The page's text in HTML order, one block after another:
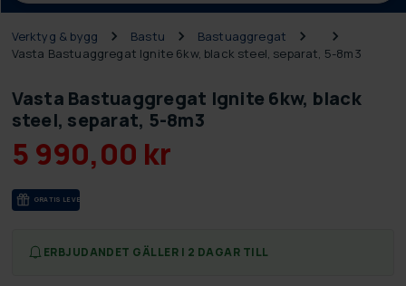
Verktyg & bygg Bastu
Bastuaggregat
Vasta Bastuaggregat Ignite 6kw, black steel, separat, 5-8m3
Vasta Bastuaggregat Ignite 6kw, black
steel, separat, 5-8m3
5 990,00 kr
GRA­TIS LE­VE­RANS
ERBJUDANDET GÄLLER I 2 DAGAR TILL